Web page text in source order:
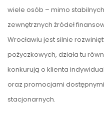
wiele osób – mimo
zewnętrznych źródeł
Wrocławiu jest silnie
pożyczkowych, działa tu
konkurują o klienta
oraz promocjami
stacjonarnych.